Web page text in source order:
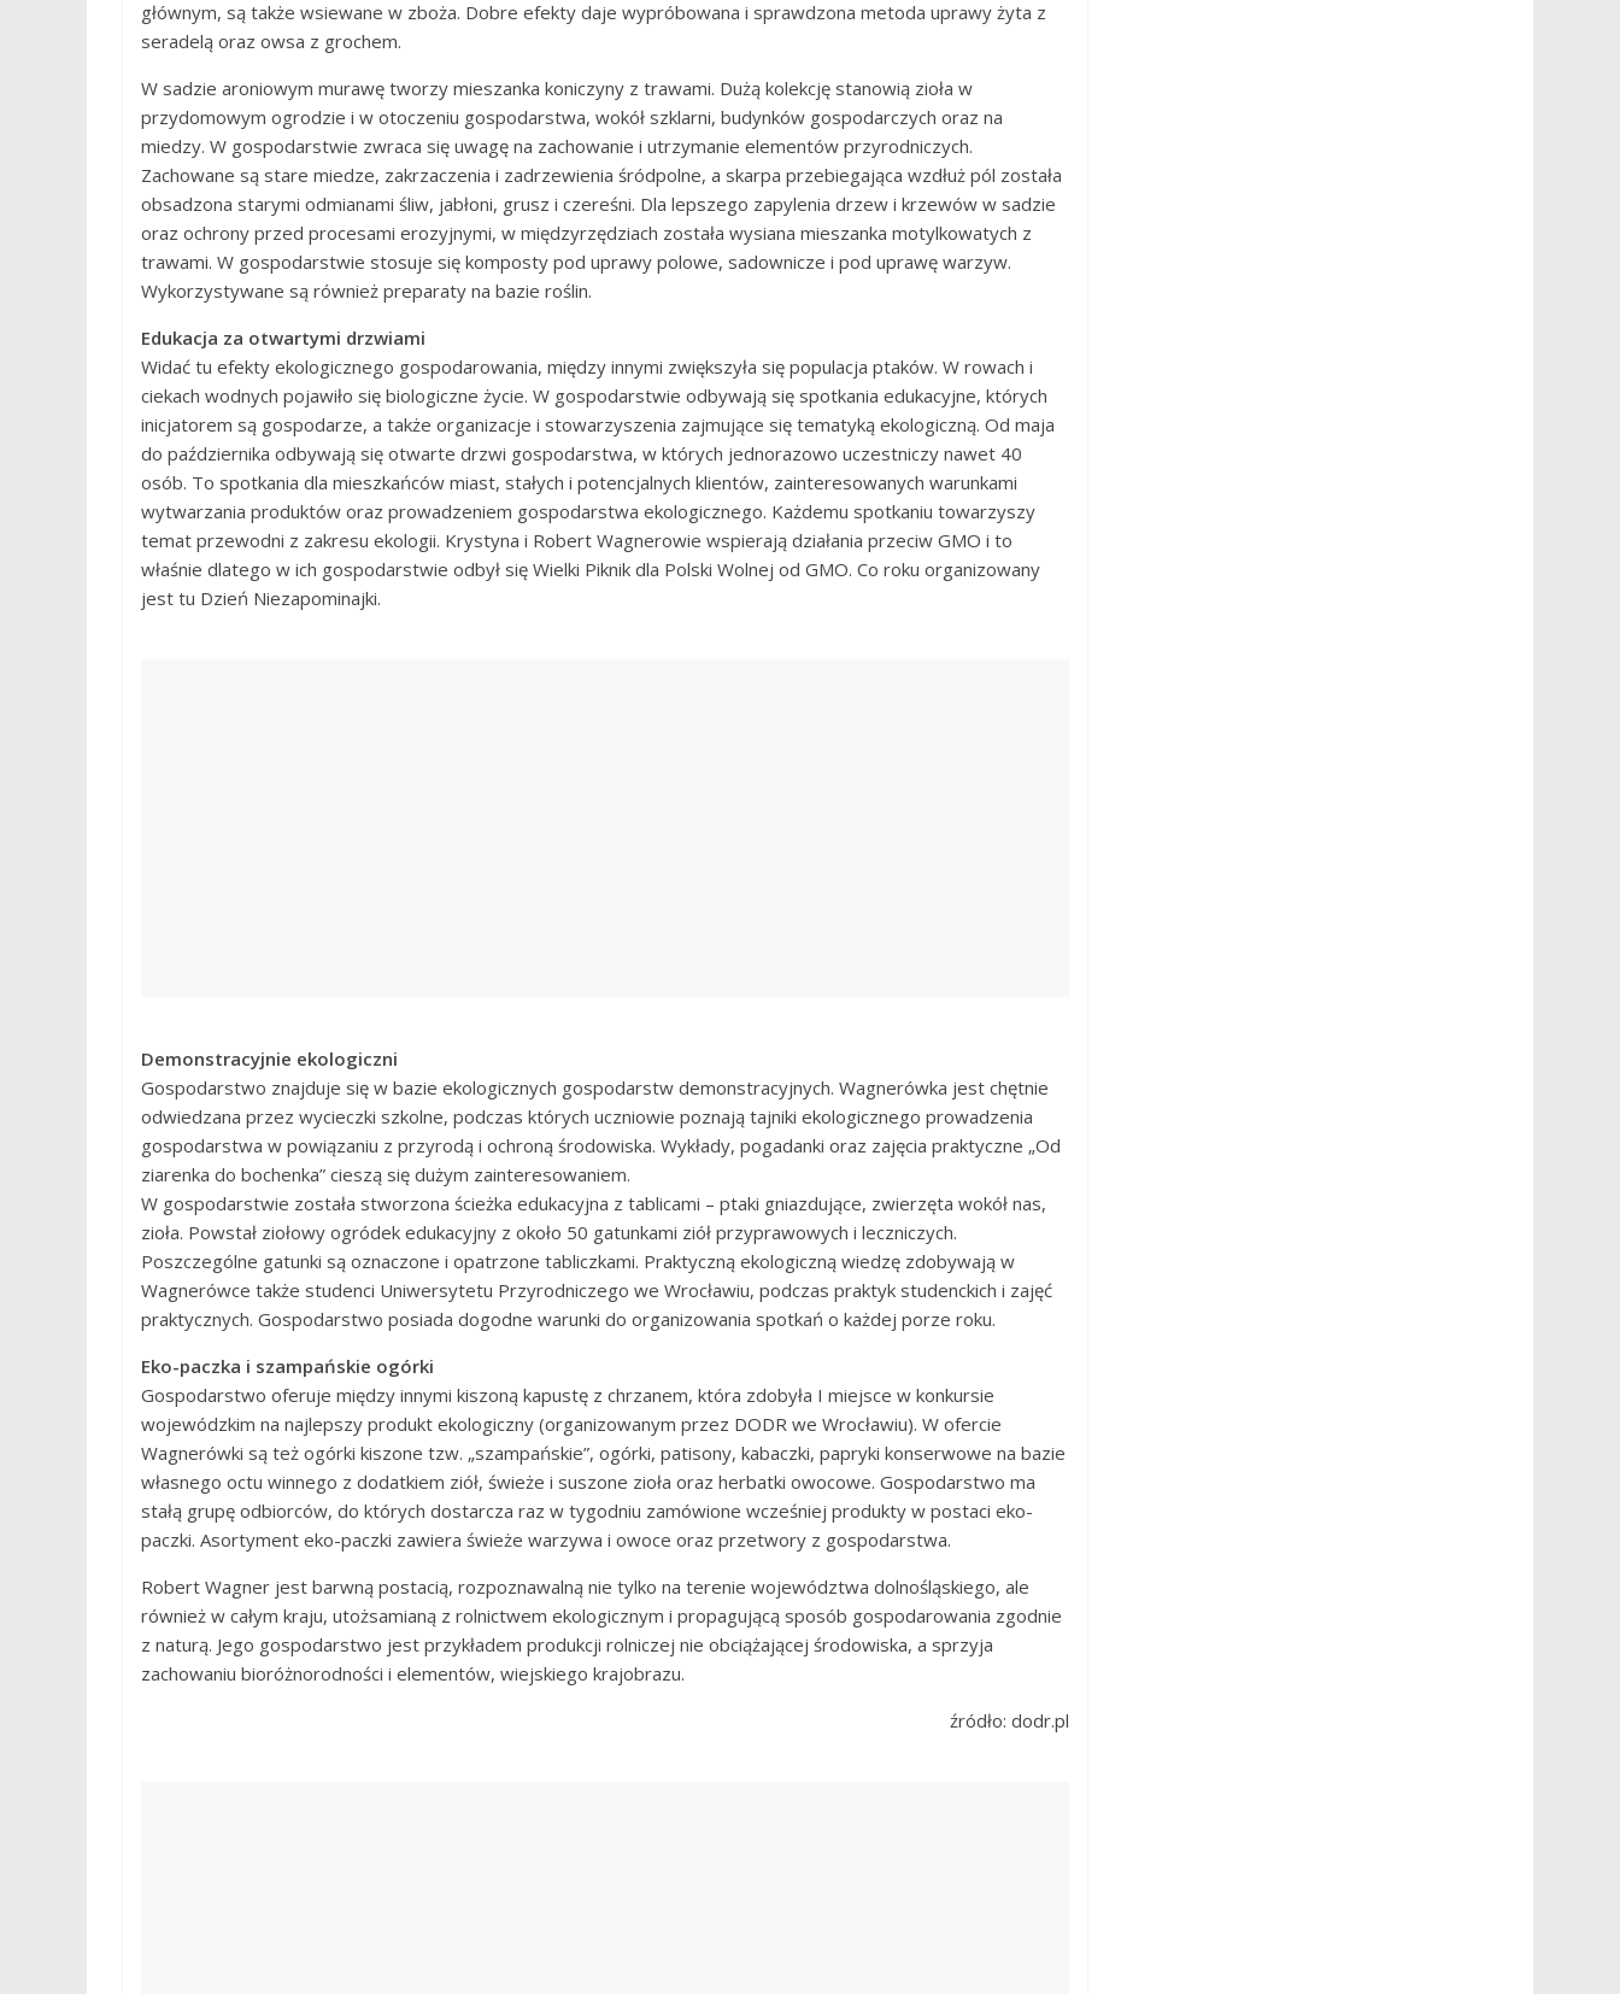
głównym, są także wsiewane w zboża. Dobre efekty daje wypróbowana i sprawdzona metoda uprawy żyta z
seradelą oraz owsa z grochem.
W sadzie aroniowym murawę tworzy mieszanka koniczyny z trawami. Dużą kolekcję stanowią zioła w
przydomowym ogrodzie i w otoczeniu gospodarstwa, wokół szklarni, budynków gospodarczych oraz na
miedzy. W gospodarstwie zwraca się uwagę na zachowanie i utrzymanie elementów przyrodniczych.
Zachowane są stare miedze, zakrzaczenia i zadrzewienia śródpolne, a skarpa przebiegająca wzdłuż pól została
obsadzona starymi odmianami śliw, jabłoni, grusz i czereśni. Dla lepszego zapylenia drzew i krzewów w sadzie
oraz ochrony przed procesami erozyjnymi, w międzyrzędziach została wysiana mieszanka motylkowatych z
trawami. W gospodarstwie stosuje się komposty pod uprawy polowe, sadownicze i pod uprawę warzyw.
Wykorzystywane są również preparaty na bazie roślin.
Edukacja za otwartymi drzwiami
Widać tu efekty ekologicznego gospodarowania, między innymi zwiększyła się populacja ptaków. W rowach i
ciekach wodnych pojawiło się biologiczne życie. W gospodarstwie odbywają się spotkania edukacyjne, których
inicjatorem są gospodarze, a także organizacje i stowarzyszenia zajmujące się tematyką ekologiczną. Od maja
do października odbywają się otwarte drzwi gospodarstwa, w których jednorazowo uczestniczy nawet 40
osób. To spotkania dla mieszkańców miast, stałych i potencjalnych klientów, zainteresowanych warunkami
wytwarzania produktów oraz prowadzeniem gospodarstwa ekologicznego. Każdemu spotkaniu towarzyszy
temat przewodni z zakresu ekologii. Krystyna i Robert Wagnerowie wspierają działania przeciw GMO i to
właśnie dlatego w ich gospodarstwie odbył się Wielki Piknik dla Polski Wolnej od GMO. Co roku organizowany
jest tu Dzień Niezapominajki.
Demonstracyjnie ekologiczni
Gospodarstwo znajduje się w bazie ekologicznych gospodarstw demonstracyjnych. Wagnerówka jest chętnie
odwiedzana przez wycieczki szkolne, podczas których uczniowie poznają tajniki ekologicznego prowadzenia
gospodarstwa w powiązaniu z przyrodą i ochroną środowiska. Wykłady, pogadanki oraz zajęcia praktyczne „Od
ziarenka do bochenka” cieszą się dużym zainteresowaniem.
W gospodarstwie została stworzona ścieżka edukacyjna z tablicami – ptaki gniazdujące, zwierzęta wokół nas,
zioła. Powstał ziołowy ogródek edukacyjny z około 50 gatunkami ziół przyprawowych i leczniczych.
Poszczególne gatunki są oznaczone i opatrzone tabliczkami. Praktyczną ekologiczną wiedzę zdobywają w
Wagnerówce także studenci Uniwersytetu Przyrodniczego we Wrocławiu, podczas praktyk studenckich i zajęć
praktycznych. Gospodarstwo posiada dogodne warunki do organizowania spotkań o każdej porze roku.
Eko-paczka i szampańskie ogórki
Gospodarstwo oferuje między innymi kiszoną kapustę z chrzanem, która zdobyła I miejsce w konkursie
wojewódzkim na najlepszy produkt ekologiczny (organizowanym przez DODR we Wrocławiu). W ofercie
Wagnerówki są też ogórki kiszone tzw. „szampańskie”, ogórki, patisony, kabaczki, papryki konserwowe na bazie
własnego octu winnego z dodatkiem ziół, świeże i suszone zioła oraz herbatki owocowe. Gospodarstwo ma
stałą grupę odbiorców, do których dostarcza raz w tygodniu zamówione wcześniej produkty w postaci eko-
paczki. Asortyment eko-paczki zawiera świeże warzywa i owoce oraz przetwory z gospodarstwa.
Robert Wagner jest barwną postacią, rozpoznawalną nie tylko na terenie województwa dolnośląskiego, ale
również w całym kraju, utożsamianą z rolnictwem ekologicznym i propagującą sposób gospodarowania zgodnie
z naturą. Jego gospodarstwo jest przykładem produkcji rolniczej nie obciążającej środowiska, a sprzyja
zachowaniu bioróżnorodności i elementów, wiejskiego krajobrazu.
źródło: dodr.pl